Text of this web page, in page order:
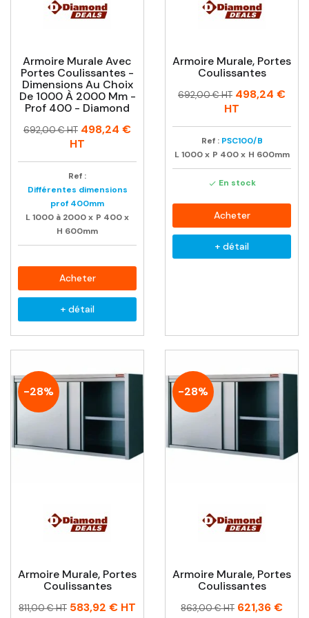
Armoire Murale Avec
Portes Coulissantes -
Dimensions Au Choix
De 1000 À 2000 Mm -
Prof 400 - Diamond
Prix
Prix
692,00 € HT 498,24 €
HT
Ref :
Différentes dimensions
prof 400mm
L1000 à 2000x P 400x
H 600mm
Acheter
+ détail
Armoire Murale, Portes
Coulissantes
Prix
Prix
692,00 € HT 498,24 €
HT
Ref : PSC100/B
L 1000 x P 400 x H 600mm
 En stock
Acheter
+ détail
-28%
Armoire Murale, Portes
Coulissantes
Prix
Prix
811,00 € HT 583,92 € HT
-28%
Armoire Murale, Portes
Coulissantes
Prix
Prix
863,00 € HT 621,36 €